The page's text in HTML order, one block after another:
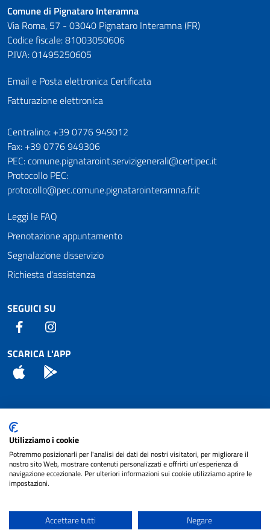
Comune di Pignataro Interamna
Via Roma, 57 - 03040 Pignataro Interamna (FR)
Codice fiscale: 81003050606
P.IVA: 01495250605
Email e Posta elettronica Certificata
Fatturazione elettronica
Numeri utili
Centralino: +39 0776 949012
Fax: +39 0776 949306
PEC: comune.pignataroint.servizigenerali@certipec.it
Protocollo PEC:
protocollo@pec.comune.pignatarointeramna.fr.it
Leggi le FAQ
Prenotazione appuntamento
Segnalazione disservizio
Richiesta d'assistenza
SEGUICI SU
Facebook
SCARICA L'APP
App Store
Attuazione Misure PNRR
Piano di miglioramento del sito
Note legali
cura diNET SMART
Utilizziamo i cookie
Potremmo posizionarli per l'analisi dei dati dei nostri visitatori, per migliorare il
nostro sito Web, mostrare contenuti personalizzati e offrirti un'esperienza di
navigazione eccezionale. Per ulteriori informazioni sui cookie utilizziamo aprire le
impostazioni.
Accettare tutti Negare